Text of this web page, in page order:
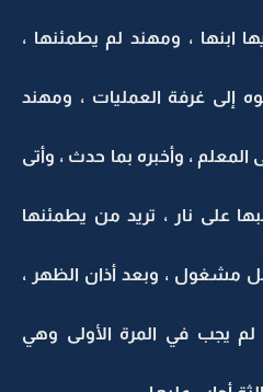
ابنها ، ومهند لم يطمئنها ،
إلى غرفة العمليات ، ومهند
، وأخبره بما حدث ، وأتى
على نار ، تريد من يطمئنها
مشغول ، وبعد أذان الظهر ،
يجب في المرة الأولى وهي